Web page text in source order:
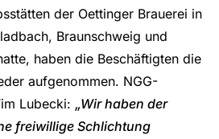
der Oettinger Brauerei in
Braunschweig und
haben die Beschäftigten die
aufgenommen. NGG-
Lubecki: „Wir haben der
freiwillige Schlichtung